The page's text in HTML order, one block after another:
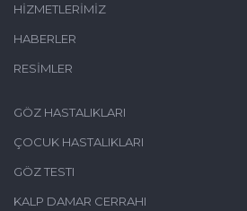
HİZMETLERİMİZ
HABERLER
RESİMLER
GÖZ HASTALIKLARI
ÇOCUK HASTALIKLARI
GÖZ TESTI
KALP DAMAR CERRAHI